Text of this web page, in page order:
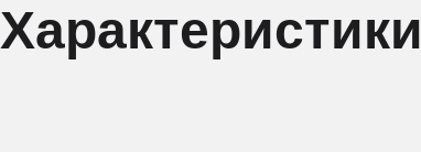
Характеристики